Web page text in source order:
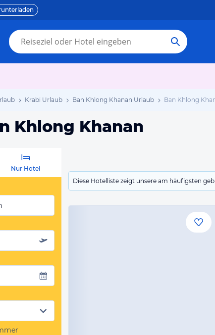
Krabi Urlaub Ban Khlong Khanan Urlaub Ban Khlong
Khlong Khanan
Diese Hotelliste zeigt unsere am häufigsten
Nur Hotel